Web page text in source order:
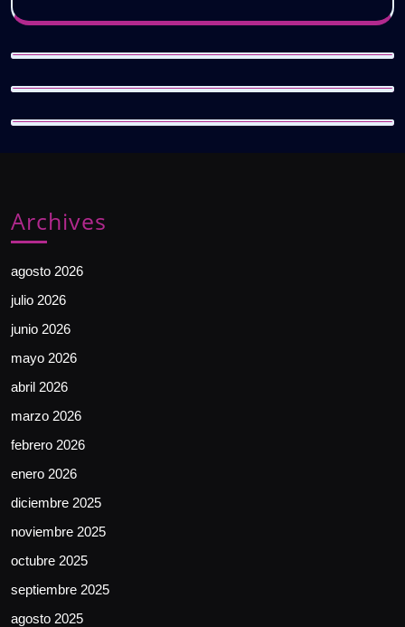
Archives
agosto 2026
julio 2026
junio 2026
mayo 2026
abril 2026
marzo 2026
febrero 2026
enero 2026
diciembre 2025
noviembre 2025
octubre 2025
septiembre 2025
agosto 2025